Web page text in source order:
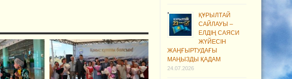
ҚҰРЫЛТАЙ
САЙЛАУЫ –
ЕЛДІҢ САЯСИ
ЖҮЙЕСІН
ЖАҢҒЫРТУДАҒЫ
МАҢЫЗДЫ ҚАДАМ
24.07.2026